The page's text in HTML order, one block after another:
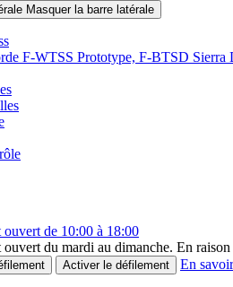
Masquer la barre latérale
F-WTSS Prototype, F-BTSD Sierra
ouvert de 10:00 à 18:00
ouvert du mardi au dimanche. En
Activer le défilement En savoir